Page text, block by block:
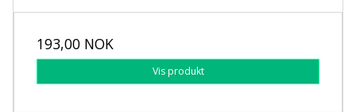
193,00 NOK
Vis produkt